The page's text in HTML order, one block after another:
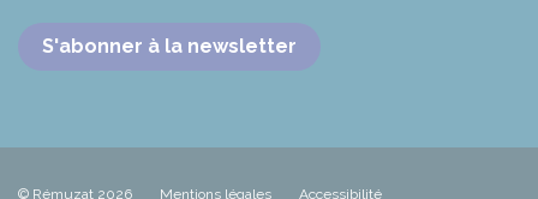
S'abonner à la newsletter
© Rémuzat 2026 Mentions légales Accessibilité